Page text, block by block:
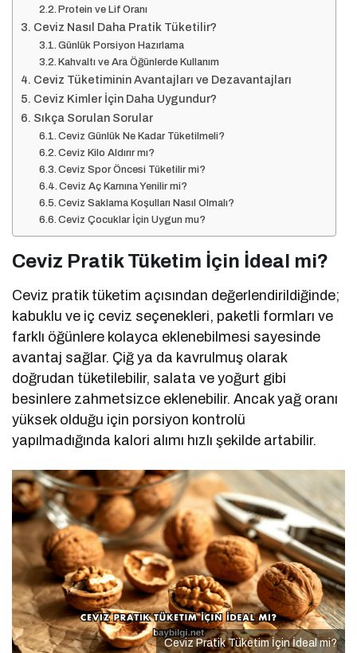
Protein ve Lif Oranı
Ceviz Nasıl Daha Pratik Tüketilir?
Günlük Porsiyon Hazırlama
Kahvaltı ve Ara Öğünlerde Kullanım
Ceviz Tüketiminin Avantajları ve Dezavantajları
Ceviz Kimler İçin Daha Uygundur?
Sıkça Sorulan Sorular
Ceviz Günlük Ne Kadar Tüketilmeli?
Ceviz Kilo Aldırır mı?
Ceviz Spor Öncesi Tüketilir mi?
Ceviz Aç Karnına Yenilir mi?
Ceviz Saklama Koşulları Nasıl Olmalı?
Ceviz Çocuklar İçin Uygun mu?
Ceviz Pratik Tüketim İçin İdeal mi?
Ceviz pratik tüketim açısından değerlendirildiğinde;
kabuklu ve iç ceviz seçenekleri, paketli formları ve
farklı öğünlere kolayca eklenebilmesi sayesinde
avantaj sağlar. Çiğ ya da kavrulmuş olarak
doğrudan tüketilebilir, salata ve yoğurt gibi
besinlere zahmetsizce eklenebilir. Ancak yağ oranı
yüksek olduğu için porsiyon kontrolü
yapılmadığında kalori alımı hızlı şekilde artabilir.
Ceviz Pratik Tüketim İçin İdeal mi?